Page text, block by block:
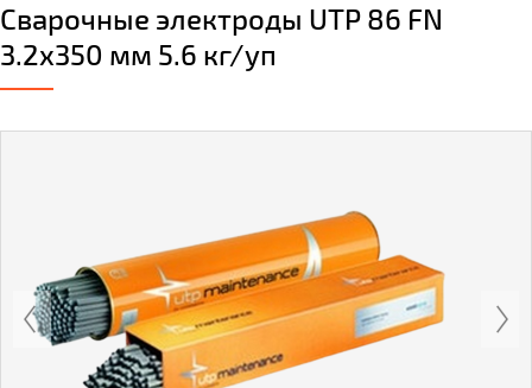
Сварочные электроды UTP 86 FN
3.2x350 мм 5.6 кг/уп